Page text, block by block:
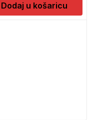
Dodaj u košaricu